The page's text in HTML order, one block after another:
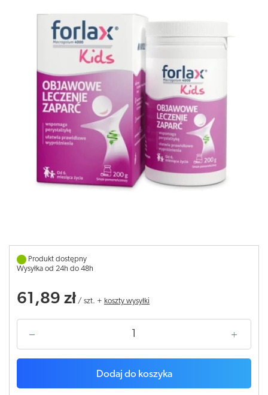
Produkt dostępny
Wysyłka od 24h do 48h
61,89 zł / szt. + koszty wysyłki
Dodaj do koszyka